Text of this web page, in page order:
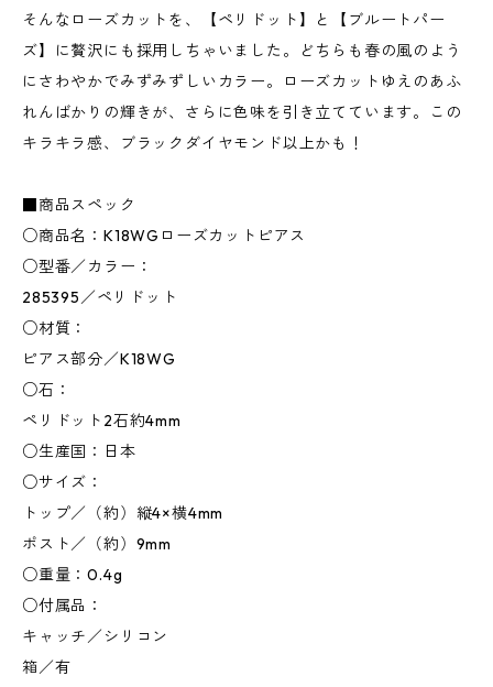
そんなローズカットを、【ペリドット】と【ブルートパー
ズ】に贅沢にも採用しちゃいました。どちらも春の風のよう
にさわやかでみずみずしいカラー。ローズカットゆえのあふ
れんばかりの輝きが、さらに色味を引き立てています。この
キラキラ感、ブラックダイヤモンド以上かも！
■商品スペック
○商品名：K18WGローズカットピアス
○型番／カラー：
285395／ペリドット
○材質：
ピアス部分／K18WG
○石：
ペリドット2石約4mm
○生産国：日本
○サイズ：
トップ／（約）縦4×横4mm
ポスト／（約）9mm
○重量：0.4g
○付属品：
キャッチ／シリコン
箱／有